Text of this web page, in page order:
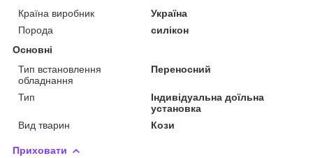
Країна виробник
Україна
Порода
силікон
Основні
Тип встановлення
обладнання
Переносний
Тип
Індивідуальна доїльна
установка
Вид тварин
Кози
Приховати